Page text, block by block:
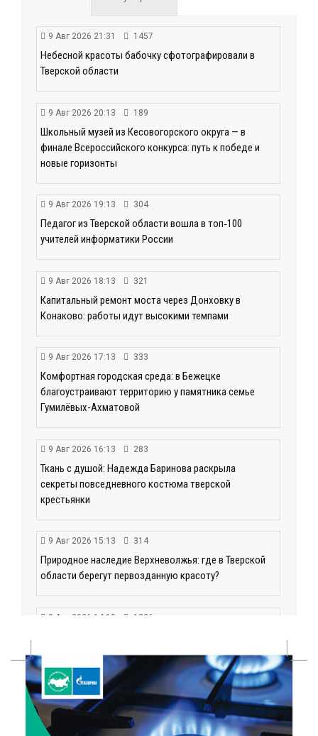
9 Авг 2026 21:31 1457
Небесной красоты бабочку сфотографировали в
Тверской области
9 Авг 2026 20:13 189
Школьный музей из Кесовогорского округа — в
финале Всероссийского конкурса: путь к победе и
новые горизонты
9 Авг 2026 19:13 304
Педагог из Тверской области вошла в топ‑100
учителей информатики России
9 Авг 2026 18:13 321
Капитальный ремонт моста через Донховку в
Конаково: работы идут высокими темпами
9 Авг 2026 17:13 333
Комфортная городская среда: в Бежецке
благоустраивают территорию у памятника семье
Гумилёвых-Ахматовой
9 Авг 2026 16:13 283
Ткань с душой: Надежда Баринова раскрыла
секреты повседневного костюма тверской
крестьянки
9 Авг 2026 15:13 314
Природное наследие Верхневолжья: где в Тверской
области берегут первозданную красоту?
9 Авг 2026 14:19 1326
9 Авг 2026 14:13 287
Вышневолоцкий музей раскроет малоизвестные
страницы биографии Муслима Магомаева